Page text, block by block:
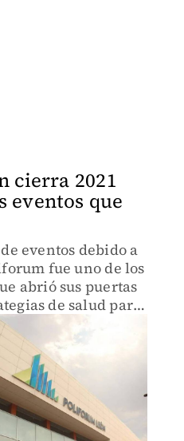
cierra 2021
eventos que
eventos debido a
fue uno de los
abrió sus puertas
de salud para